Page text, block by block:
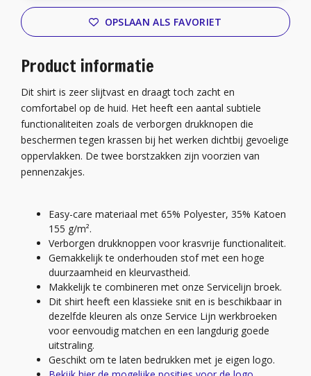
OPSLAAN ALS FAVORIET
Product informatie
Dit shirt is zeer slijtvast en draagt toch zacht en
comfortabel op de huid. Het heeft een aantal subtiele
functionaliteiten zoals de verborgen drukknopen die
beschermen tegen krassen bij het werken dichtbij gevoelige
oppervlakken. De twee borstzakken zijn voorzien van
pennenzakjes.
Easy-care materiaal met 65% Polyester, 35% Katoen
155 g/m².
Verborgen drukknoppen voor krasvrije functionaliteit.
Gemakkelijk te onderhouden stof met een hoge
duurzaamheid en kleurvastheid.
Makkelijk te combineren met onze Servicelijn broek.
Dit shirt heeft een klassieke snit en is beschikbaar in
dezelfde kleuren als onze Service Lijn werkbroeken
voor eenvoudig matchen en een langdurig goede
uitstraling.
Geschikt om te laten bedrukken met je eigen logo.